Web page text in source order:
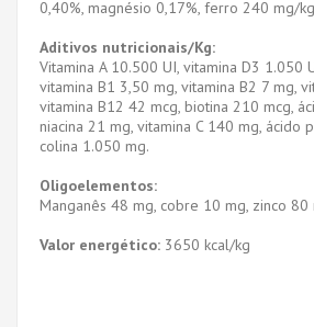
0,40%, magnésio 0,17%, ferro 240 mg/
Aditivos nutricionais/Kg:
Vitamina A 10.500 UI, vitamina D3 1.050
vitamina B1 3,50 mg, vitamina B2 7 mg,
vitamina B12 42 mcg, biotina 210 mcg,
niacina 21 mg, vitamina C 140 mg, ácido
colina 1.050 mg.
Oligoelementos:
Manganês 48 mg, cobre 10 mg, zinco 80
Valor energético: 3650 kcal/kg